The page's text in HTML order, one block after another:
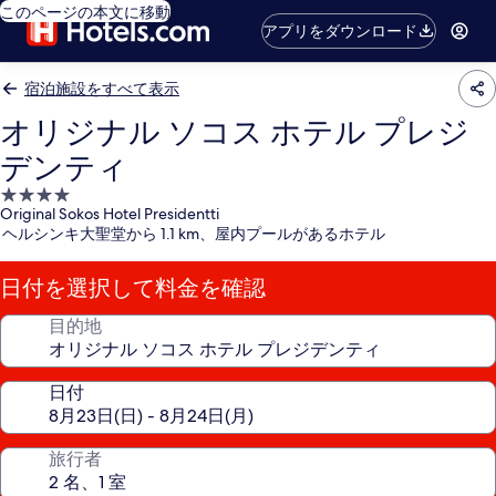
このページの本文に移動
アプリをダウンロード
宿泊施設をすべて表示
オリジナル ソコス ホテル プレジ
デンティ
4.0
つ
星
宿
泊
施
Original Sokos Hotel Presidentti
ヘルシンキ大聖堂から 1.1 km、屋内プールがあるホテル
日付を選択して料金を確認
目的地
日付
旅行者